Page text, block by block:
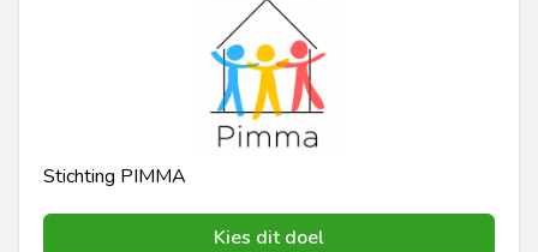
Stichting PIMMA
Kies dit doel